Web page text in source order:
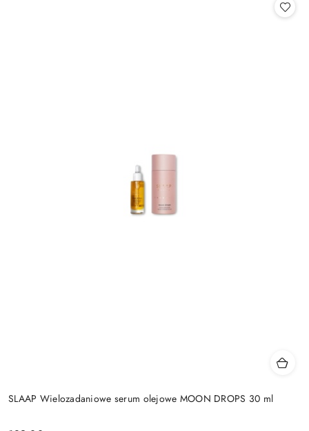
SLAAP Wielozadaniowe serum olejowe MOON DROPS 30 ml